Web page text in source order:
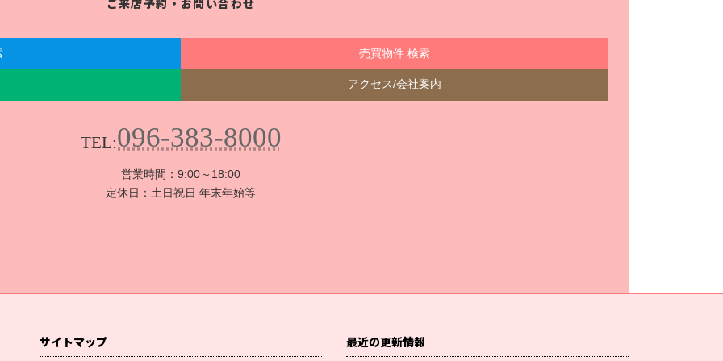
売買物件 検索
アクセス/会社案内
TEL:096-383-8000
営業時間：9:00～18:00
定休日：土日祝日 年末年始等
サイトマップ 最近の更新情報